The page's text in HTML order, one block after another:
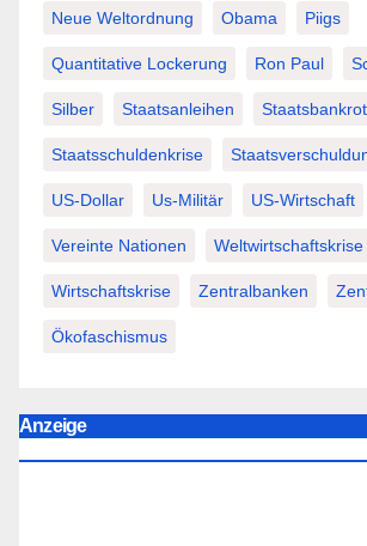
Neue Weltordnung Obama Piigs
Quantitative Lockerung Ron Paul
Silber Staatsanleihen
Staatsschuldenkrise
US-Dollar Us-Militär US-Wirtschaft
Vereinte Nationen Weltwirtschaftskrise
Wirtschaftskrise Zentralbanken
Ökofaschismus
Anzeige